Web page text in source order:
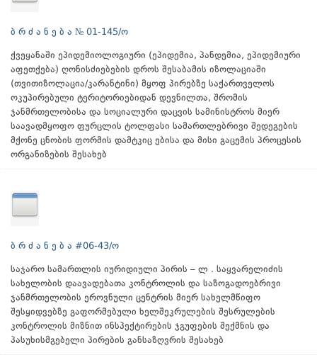
ბ რ ძ ა ნ ე ბ ა № 01-145/ო
ქვეყანაში ეპიდემიოლოგიური (ეპიდემია, პანდემია, ეპიდემიური
აფეთქება) ღონისძიებების დროს შესაბამის იზოლაციაში
(თვითიზოლაცია/კარანტინი) მყოფ პირებზე საქართველოს
ოკუპირებული ტერიტორიებიდან დევნილთა, შრომის
ჯანმრთელობისა და სოციალური დაცვის სამინისტროს მიერ
საავადმყოფო ფურცლის ტოლფასი სამართლებრივი შედეგების
მქონე ცნობის ფორმის დამტკიც ებისა და მისი გაცემის პროცესის
ორგანიზების შესახებ
ბ რ ძ ა ნ ე ბ ა #06-43/ო
საჯარო სამართლის იურიდიული პირის – ლ . საყვარელიძის
სახელობის დაავადებათა კონტროლის და საზოგადოებრივი
ჯანმრთელობის ეროვნული ცენტრის მიერ სახელმწიფო
შესყიდვებზე გაფორმებული ხელშეკრულების შესრულების
კონტროლის მიზნით ინსპექტირების ჯგუფების შექმნის და
პასუხისმგებელი პირების განსაზღვრის შესახებ